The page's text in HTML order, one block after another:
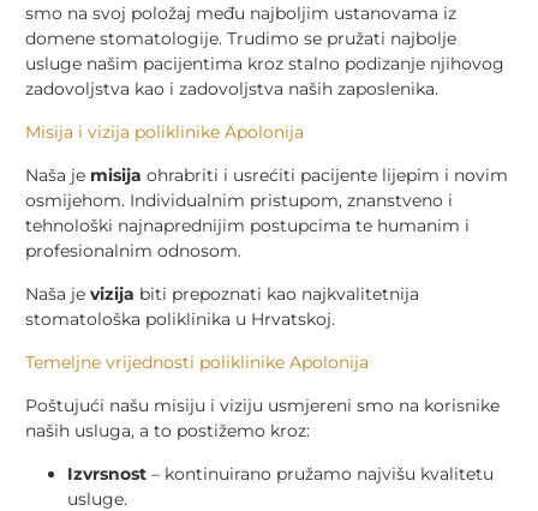
smo na svoj položaj među najboljim ustanovama iz
domene stomatologije. Trudimo se pružati najbolje
usluge našim pacijentima kroz stalno podizanje njihovog
zadovoljstva kao i zadovoljstva naših zaposlenika.
Misija i vizija poliklinike Apolonija
Naša je misija ohrabriti i usrećiti pacijente lijepim i novim
osmijehom. Individualnim pristupom, znanstveno i
tehnološki najnaprednijim postupcima te humanim i
profesionalnim odnosom.
Naša je vizija biti prepoznati kao najkvalitetnija
stomatološka poliklinika u Hrvatskoj.
Temeljne vrijednosti poliklinike Apolonija
Poštujući našu misiju i viziju usmjereni smo na korisnike
naših usluga, a to postižemo kroz:
Izvrsnost – kontinuirano pružamo najvišu kvalitetu
usluge.